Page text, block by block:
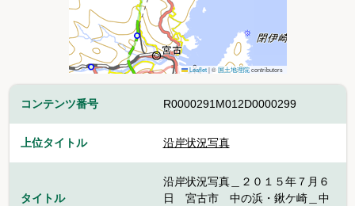
Leaflet |©国土地理院contributors
コンテンツ番号 R0000291M012D0000299
上位タイトル 沿岸状況写真
タイトル
沿岸状況写真＿２０１５年７月６
日 宮古市 中の浜・鍬ケ崎＿中